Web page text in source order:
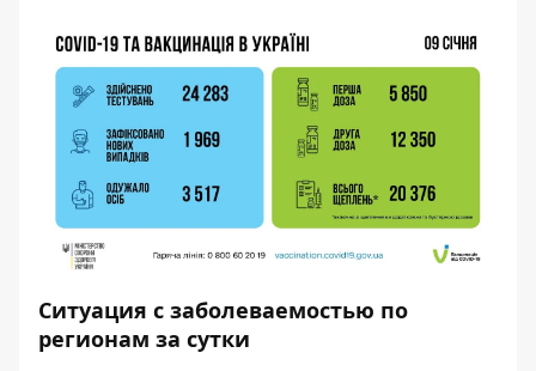
Ситуация с заболеваемостью по
регионам за сутки